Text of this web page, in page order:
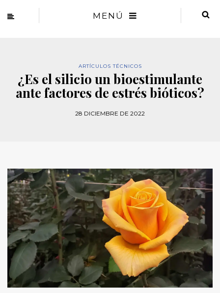
MENÚ
ARTÍCULOS TÉCNICOS
¿Es el silicio un bioestimulante
ante factores de estrés bióticos?
28 DICIEMBRE DE 2022